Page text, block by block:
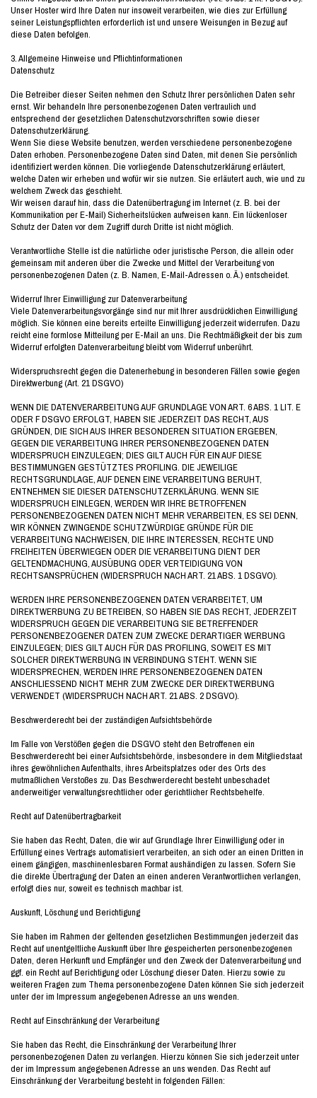
Unser Hoster wird Ihre Daten nur insoweit verarbeiten, wie dies zur Erfüllung
seiner Leistungspflichten erforderlich ist und unsere Weisungen in Bezug auf
diese Daten befolgen.
3. Allgemeine Hinweise und Pflichtinformationen
Datenschutz
Die Betreiber dieser Seiten nehmen den Schutz Ihrer persönlichen Daten sehr
ernst. Wir behandeln Ihre personenbezogenen Daten vertraulich und
entsprechend der gesetzlichen Datenschutzvorschriften sowie dieser
Datenschutzerklärung.
Wenn Sie diese Website benutzen, werden verschiedene personenbezogene
Daten erhoben. Personenbezogene Daten sind Daten, mit denen Sie persönlich
identifiziert werden können. Die vorliegende Datenschutzerklärung erläutert,
welche Daten wir erheben und wofür wir sie nutzen. Sie erläutert auch, wie und zu
welchem Zweck das geschieht.
Wir weisen darauf hin, dass die Datenübertragung im Internet (z. B. bei der
Kommunikation per E-Mail) Sicherheitslücken aufweisen kann. Ein lückenloser
Schutz der Daten vor dem Zugriff durch Dritte ist nicht möglich.
Verantwortliche Stelle ist die natürliche oder juristische Person, die allein oder
gemeinsam mit anderen über die Zwecke und Mittel der Verarbeitung von
personenbezogenen Daten (z. B. Namen, E-Mail-Adressen o. Ä.) entscheidet.
Widerruf Ihrer Einwilligung zur Datenverarbeitung
Viele Datenverarbeitungsvorgänge sind nur mit Ihrer ausdrücklichen Einwilligung
möglich. Sie können eine bereits erteilte Einwilligung jederzeit widerrufen. Dazu
reicht eine formlose Mitteilung per E-Mail an uns. Die Rechtmäßigkeit der bis zum
Widerruf erfolgten Datenverarbeitung bleibt vom Widerruf unberührt.
Widerspruchsrecht gegen die Datenerhebung in besonderen Fällen sowie gegen
Direktwerbung (Art. 21 DSGVO)
WENN DIE DATENVERARBEITUNG AUF GRUNDLAGE VON ART. 6 ABS. 1 LIT. E
ODER F DSGVO ERFOLGT, HABEN SIE JEDERZEIT DAS RECHT, AUS
GRÜNDEN, DIE SICH AUS IHRER BESONDEREN SITUATION ERGEBEN,
GEGEN DIE VERARBEITUNG IHRER PERSONENBEZOGENEN DATEN
WIDERSPRUCH EINZULEGEN; DIES GILT AUCH FÜR EIN AUF DIESE
BESTIMMUNGEN GESTÜTZTES PROFILING. DIE JEWEILIGE
RECHTSGRUNDLAGE, AUF DENEN EINE VERARBEITUNG BERUHT,
ENTNEHMEN SIE DIESER DATENSCHUTZERKLÄRUNG. WENN SIE
WIDERSPRUCH EINLEGEN, WERDEN WIR IHRE BETROFFENEN
PERSONENBEZOGENEN DATEN NICHT MEHR VERARBEITEN, ES SEI DENN,
WIR KÖNNEN ZWINGENDE SCHUTZWÜRDIGE GRÜNDE FÜR DIE
VERARBEITUNG NACHWEISEN, DIE IHRE INTERESSEN, RECHTE UND
FREIHEITEN ÜBERWIEGEN ODER DIE VERARBEITUNG DIENT DER
GELTENDMACHUNG, AUSÜBUNG ODER VERTEIDIGUNG VON
RECHTSANSPRÜCHEN (WIDERSPRUCH NACH ART. 21 ABS. 1 DSGVO).
WERDEN IHRE PERSONENBEZOGENEN DATEN VERARBEITET, UM
DIREKTWERBUNG ZU BETREIBEN, SO HABEN SIE DAS RECHT, JEDERZEIT
WIDERSPRUCH GEGEN DIE VERARBEITUNG SIE BETREFFENDER
PERSONENBEZOGENER DATEN ZUM ZWECKE DERARTIGER WERBUNG
EINZULEGEN; DIES GILT AUCH FÜR DAS PROFILING, SOWEIT ES MIT
SOLCHER DIREKTWERBUNG IN VERBINDUNG STEHT. WENN SIE
WIDERSPRECHEN, WERDEN IHRE PERSONENBEZOGENEN DATEN
ANSCHLIESSEND NICHT MEHR ZUM ZWECKE DER DIREKTWERBUNG
VERWENDET (WIDERSPRUCH NACH ART. 21 ABS. 2 DSGVO).
Beschwerderecht bei der zuständigen Aufsichtsbehörde
Im Falle von Verstößen gegen die DSGVO steht den Betroffenen ein
Beschwerderecht bei einer Aufsichtsbehörde, insbesondere in dem Mitgliedstaat
ihres gewöhnlichen Aufenthalts, ihres Arbeitsplatzes oder des Orts des
mutmaßlichen Verstoßes zu. Das Beschwerderecht besteht unbeschadet
anderweitiger verwaltungsrechtlicher oder gerichtlicher Rechtsbehelfe.
Recht auf Datenübertragbarkeit
Sie haben das Recht, Daten, die wir auf Grundlage Ihrer Einwilligung oder in
Erfüllung eines Vertrags automatisiert verarbeiten, an sich oder an einen Dritten in
einem gängigen, maschinenlesbaren Format aushändigen zu lassen. Sofern Sie
die direkte Übertragung der Daten an einen anderen Verantwortlichen verlangen,
erfolgt dies nur, soweit es technisch machbar ist.
Auskunft, Löschung und Berichtigung
Sie haben im Rahmen der geltenden gesetzlichen Bestimmungen jederzeit das
Recht auf unentgeltliche Auskunft über Ihre gespeicherten personenbezogenen
Daten, deren Herkunft und Empfänger und den Zweck der Datenverarbeitung und
ggf. ein Recht auf Berichtigung oder Löschung dieser Daten. Hierzu sowie zu
weiteren Fragen zum Thema personenbezogene Daten können Sie sich jederzeit
unter der im Impressum angegebenen Adresse an uns wenden.
Recht auf Einschränkung der Verarbeitung
Sie haben das Recht, die Einschränkung der Verarbeitung Ihrer
personenbezogenen Daten zu verlangen. Hierzu können Sie sich jederzeit unter
der im Impressum angegebenen Adresse an uns wenden. Das Recht auf
Einschränkung der Verarbeitung besteht in folgenden Fällen: